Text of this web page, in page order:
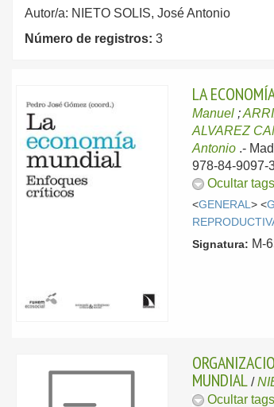
Autor/a: NIETO SOLIS, José Antonio
Número de registros: 3
LA
Manuel ;
ALVAREZ
Antonio .-
978-84-9097-
Ocultar tags
<GENERAL> <
Signatura: M-
MUNDIAL /
Ocultar tags